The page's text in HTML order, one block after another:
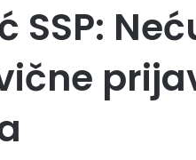
SSP: